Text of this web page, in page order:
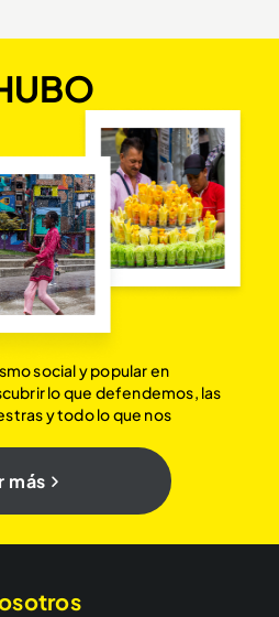
social y popular en
lo que defendemos, las
y todo lo que nos
más